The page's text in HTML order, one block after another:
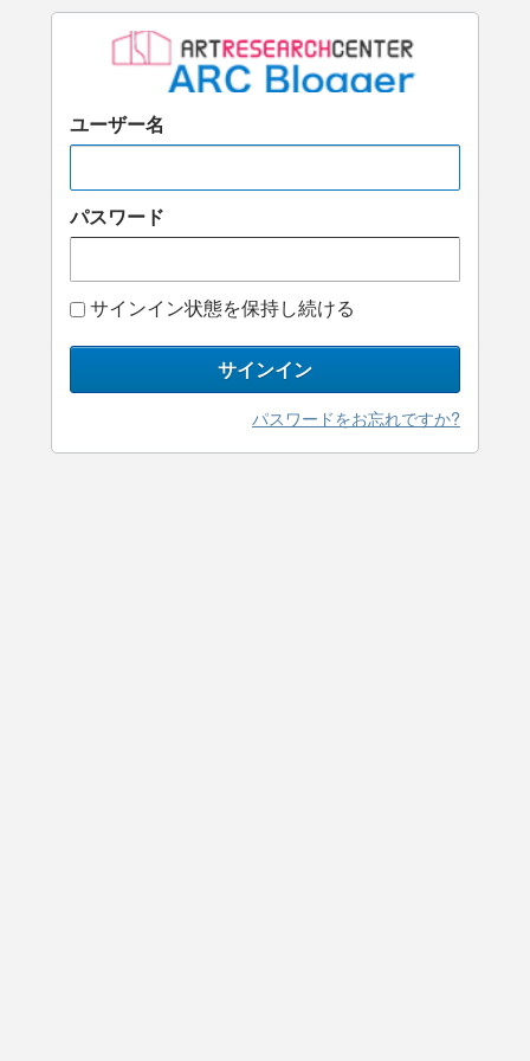
ユーザー名
パスワード
サインイン状態を保持し続ける
サインイン
パスワードをお忘れですか?